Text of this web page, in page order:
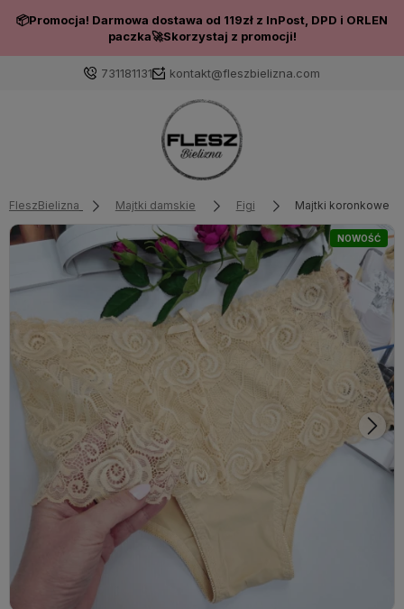
📦Promocja! Darmowa dostawa od 119zł z InPost, DPD i ORLEN
paczka🚀Skorzystaj z promocji!
731181131 kontakt@fleszbielizna.com
Zaloguj się
Wybierz coś dla siebie z naszej aktualnej oferty lub
zaloguj się, aby przywrócić dodane produkty do listy
z poprzedniej sesji.
FleszBielizna Majtki damskie Figi Majtki koronkowe
NOWOŚĆ